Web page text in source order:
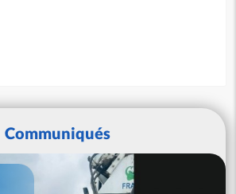
Communiqués